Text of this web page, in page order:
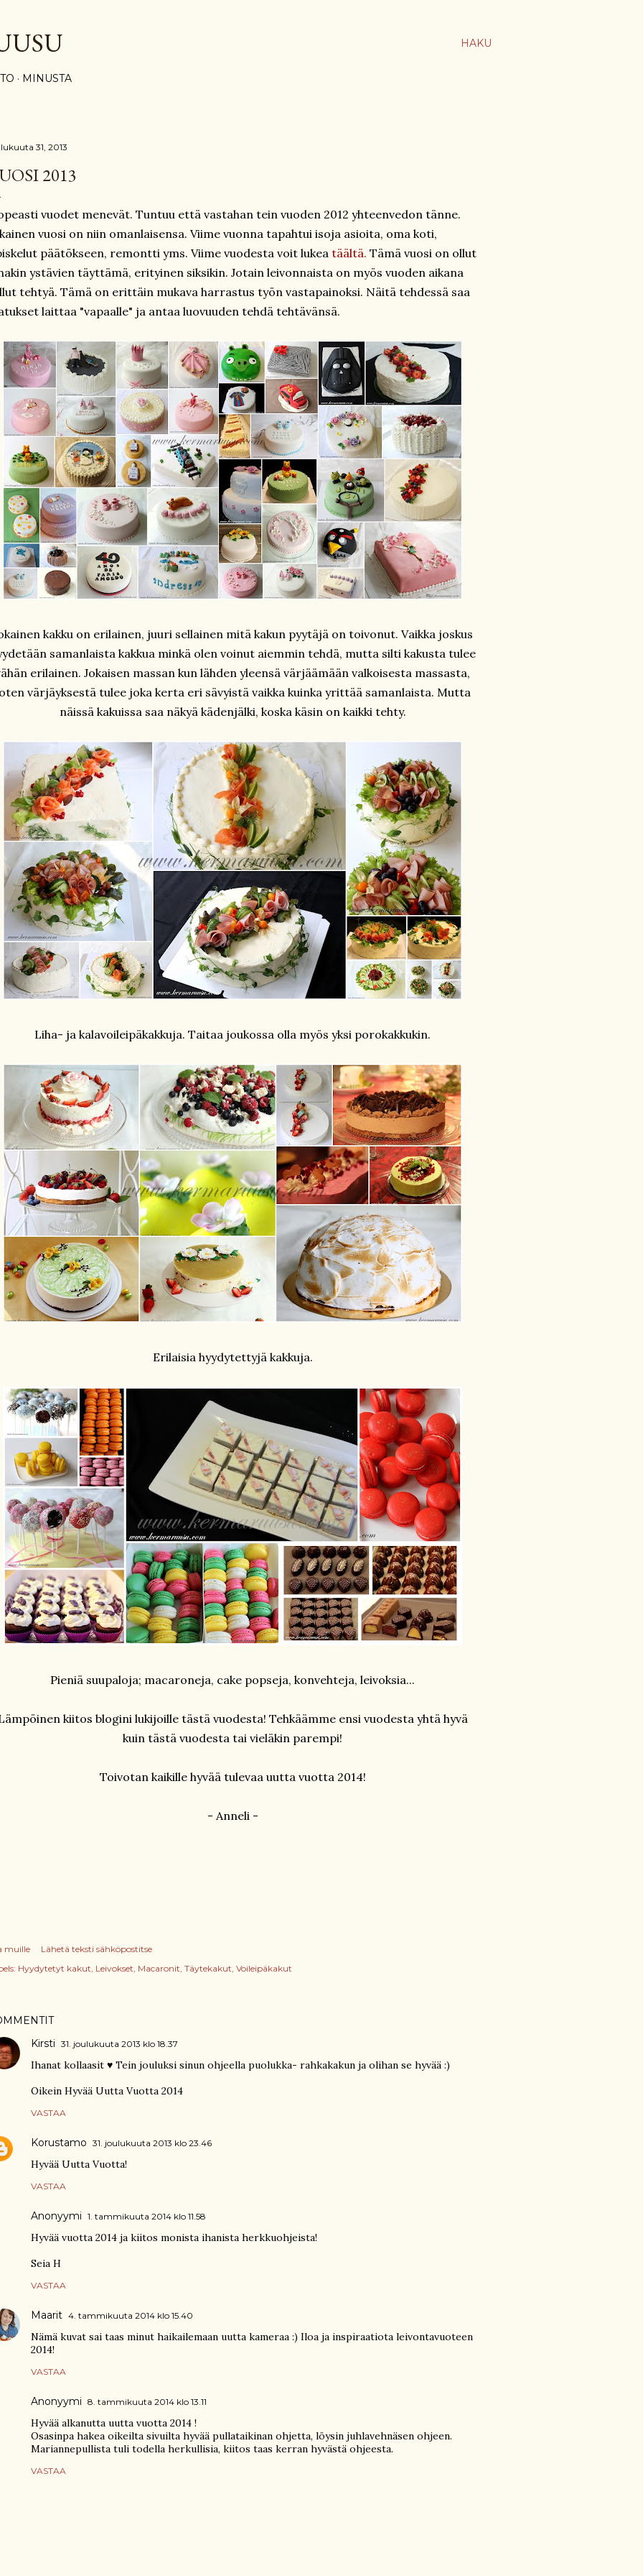
HAKU
MINUSTA
31, 2013
2013
vuodet menevät. Tuntuu että vastahan tein vuoden 2012 yhteenvedon tänne.
vuosi on niin omanlaisensa. Viime vuonna tapahtui isoja asioita, oma koti,
päätökseen, remontti yms. Viime vuodesta voit lukeatäältä. Tämä vuosi on ollut
ystävien täyttämä, erityinen siksikin. Jotain leivonnaista on myös vuoden aikana
tehtyä. Tämä on erittäin mukava harrastus työn vastapainoksi. Näitä tehdessä saa
laittaa "vapaalle" ja antaa luovuuden tehdä tehtävänsä.
kakku on erilainen, juuri sellainen mitä kakun pyytäjä on toivonut. Vaikka joskus
samanlaista kakkua minkä olen voinut aiemmin tehdä, mutta silti kakusta tulee
erilainen. Jokaisen massan kun lähden yleensä värjäämään valkoisesta massasta,
värjäyksestä tulee joka kerta eri sävyistä vaikka kuinka yrittää samanlaista. Mutta
näissä kakuissa saa näkyä kädenjälki, koska käsin on kaikki tehty.
Liha- ja kalavoileipäkakkuja. Taitaa joukossa olla myös yksi porokakkukin.
Erilaisia hyydytettyjä kakkuja.
Pieniä suupaloja; macaroneja, cake popseja, konvehteja, leivoksia...
kiitos blogini lukijoille tästä vuodesta! Tehkäämme ensi vuodesta yhtä hyvä
kuin tästä vuodesta tai vieläkin parempi!
Toivotan kaikille hyvää tulevaa uutta vuotta 2014!
- Anneli -
muille
Lähetä teksti sähköpostitse
Hyydytetyt kakut Leivokset Macaronit Täytekakut Voileipäkakut
Kirsti 31. joulukuuta 2013 klo 18.37
Ihanat kollaasit ♥ Tein jouluksi sinun ohjeella puolukka- rahkakakun ja olihan se hyvää :)
Oikein Hyvää Uutta Vuotta 2014
VASTAA
Korustamo 31. joulukuuta 2013 klo 23.46
Hyvää Uutta Vuotta!
VASTAA
Anonyymi 1. tammikuuta 2014 klo 11.58
Hyvää vuotta 2014 ja kiitos monista ihanista herkkuohjeista!
Seia H
VASTAA
Maarit 4. tammikuuta 2014 klo 15.40
Nämä kuvat sai taas minut haikailemaan uutta kameraa :) Iloa ja inspiraatiota leivontavuoteen
2014!
VASTAA
Anonyymi 8. tammikuuta 2014 klo 13.11
Hyvää alkanutta uutta vuotta 2014 !
Osasinpa hakea oikeilta sivuilta hyvää pullataikinan ohjetta, löysin juhlavehnäsen ohjeen.
Mariannepullista tuli todella herkullisia, kiitos taas kerran hyvästä ohjeesta.
VASTAA